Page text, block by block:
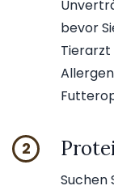
bevor
2
Suchen